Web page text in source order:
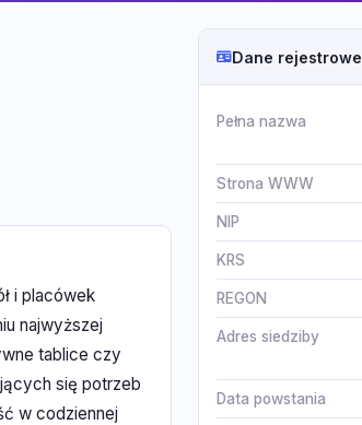
Dane rejestrowe
Pełna nazwa
Strona WWW
NIP
KRS
REGON
Adres siedziby
Data powstania
i placówek
najwyższej
tablice czy
się potrzeb
w codziennej